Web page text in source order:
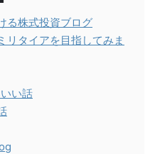
る株式投資ブログ
リタイアを目指してみま
い話